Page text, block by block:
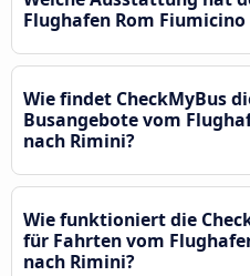
Flughafen Rom
Wie findet CheckMyBus
Busangebote vom
nach Rimini?
Wie funktioniert die
für Fahrten vom
nach Rimini?